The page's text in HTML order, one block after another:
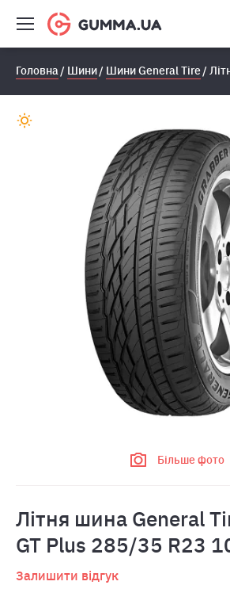
Головна Шини Шини General Tire
Більше фото
Літня шина General
GT Plus 285/35 R23
Залишити відгук